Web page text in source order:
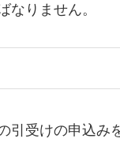
りません。
引受けの申込み